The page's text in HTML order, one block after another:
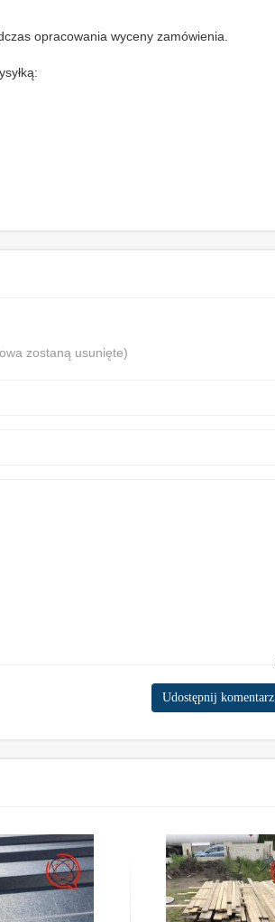
opracowania wyceny zamówienia.
zostaną usunięte)
Udostępnij komentarz